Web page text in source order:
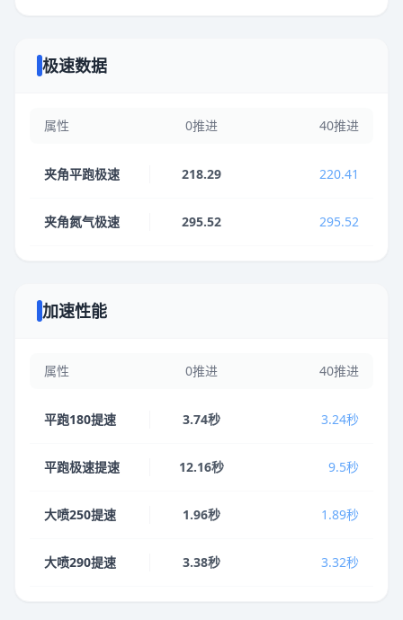
极速数据
属性 0推进 40推进
夹角平跑极速 218.29 220.41
夹角氮气极速 295.52 295.52
加速性能
属性 0推进 40推进
平跑180提速 3.74秒 3.24秒
平跑极速提速 12.16秒 9.5秒
大喷250提速 1.96秒 1.89秒
大喷290提速 3.38秒 3.32秒